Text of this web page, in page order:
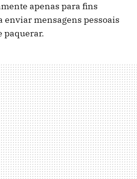
apenas para fins
enviar mensagens pessoais
paquerar.